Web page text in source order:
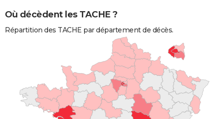
Où décèdent les TACHE ?
Répartition des TACHE par département de décès.